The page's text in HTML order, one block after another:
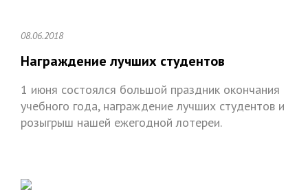
08.06.2018
Награждение лучших студентов
1 июня состоялся большой праздник окончания
учебного года, награждение лучших студентов и
розыгрыш нашей ежегодной лотереи.